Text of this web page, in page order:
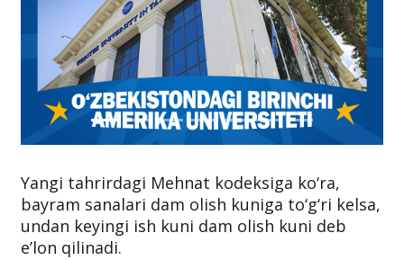
Yangi tahrirdagi Mehnat kodeksiga ko‘ra,
bayram sanalari dam olish kuniga to‘g‘ri kelsa,
undan keyingi ish kuni dam olish kuni deb
e’lon qilinadi.